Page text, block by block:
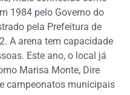
1984 pelo Governo do
pela Prefeitura de
A arena tem capacidade
Este ano, o local já
Marisa Monte, Dire
campeonatos municipais